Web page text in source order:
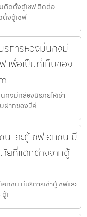
บติดตั้งตู้เซฟ ติดต่อ
ตั้งตู้เซฟ
การห้องมั่นคงมี
เพื่อเป็นที่เก็บของ
งมีกล่องนิรภัยให้เช่า
บฝากของมีค่
และตู้เซฟเอกชน มี
ภัยที่แตกต่างจากตู้
กชน มีบริการเช่าตู้เซฟและ
เ